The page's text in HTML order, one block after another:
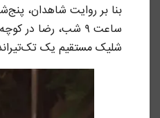
ساعت ۹ شب، رضا در
شلیک مستقیم یک